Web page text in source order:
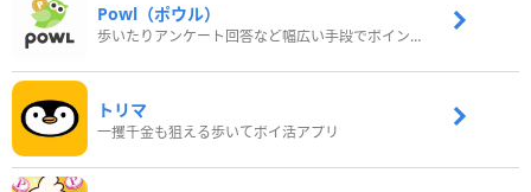
Powl（ポウル）
歩いたりアンケート回答など幅広い手段でポイントをゲット
トリマ
一攫千金も狙える歩いてポイ活アプリ